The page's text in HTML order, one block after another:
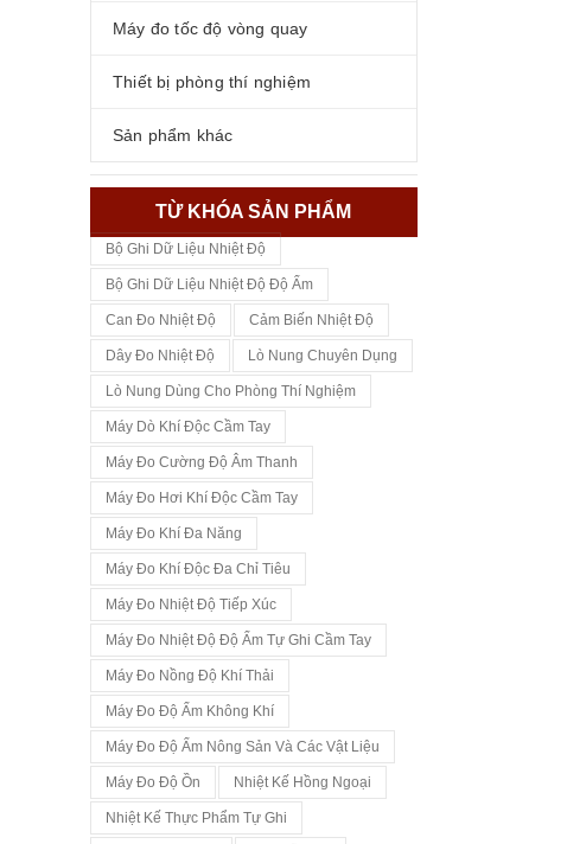
Máy đo tốc độ vòng quay
Thiết bị phòng thí nghiệm
Sản phẩm khác
TỪ KHÓA SẢN PHẨM
Bộ Ghi Dữ Liệu Nhiệt Độ
Bộ Ghi Dữ Liệu Nhiệt Độ Độ Ẩm
Can Đo Nhiệt Độ Cảm Biến Nhiệt Độ
Dây Đo Nhiệt Độ Lò Nung Chuyên Dụng
Lò Nung Dùng Cho Phòng Thí Nghiệm
Máy Dò Khí Độc Cầm Tay
Máy Đo Cường Độ Âm Thanh
Máy Đo Hơi Khí Độc Cầm Tay
Máy Đo Khí Đa Năng
Máy Đo Khí Độc Đa Chỉ Tiêu
Máy Đo Nhiệt Độ Tiếp Xúc
Máy Đo Nhiệt Độ Độ Ẩm Tự Ghi Cầm Tay
Máy Đo Nồng Độ Khí Thải
Máy Đo Độ Ẩm Không Khí
Máy Đo Độ Ẩm Nông Sản Và Các Vật Liệu
Máy Đo Độ Ồn Nhiệt Kế Hồng Ngoại
Nhiệt Kế Thực Phẩm Tự Ghi